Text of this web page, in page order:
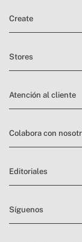
Create
Stores
Atención al cliente
Colabora con
Editoriales
Síguenos